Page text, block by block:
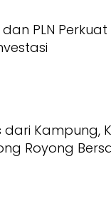
PLN
dari Kampung,
Royong